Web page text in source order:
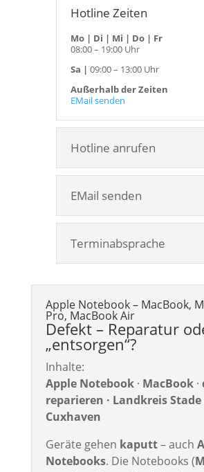
Hotline Zeiten
Mo | Di | Mi | Do | Fr
08:00 – 19:00 Uhr
Sa | 09:00 – 13:00 Uhr
Außerhalb der Zeiten
EMail senden
Hotline anrufen
EMail senden
Terminabsprache
Apple Notebook – MacBook,
Pro, MacBook Air
Defekt – Reparatur
„entsorgen“?
Inhalte:
Apple Notebook· MacBook·
reparieren · Landkreis Stade
Cuxhaven
Geräte gehen kaputt– auch
Notebooks. Die Notebooks (